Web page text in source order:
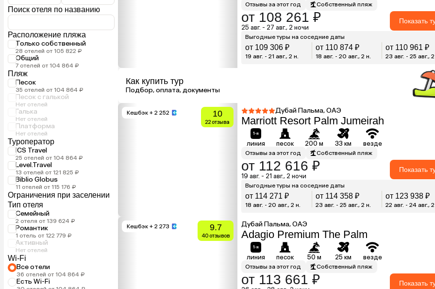
Поиск отеля по названию
Расположение пляжа
Только собственный
28 отелей от 105 822 ₽
Общий
7 отелей от 104 864 ₽
Пляж
Песок
35 отелей от 104 864 ₽
Песок с галькой
Нет отелей
Галька
Нет отелей
Платформа
Нет отелей
Туроператор
ICS Travel
25 отелей от 104 864 ₽
Level.Travel
13 отелей от 121 825 ₽
Biblio Globus
11 отелей от 115 176 ₽
Ограничения при заселении
Тип отеля
Семейный
2 отеля от 139 624 ₽
Романтик
1 отель от 122 779 ₽
Активный
Нет отелей
Wi-Fi
Все отели
36 отелей от 104 864 ₽
Есть Wi-Fi
Отзывы за этот год Собственный пляж
от 108 261 ₽
25 авг. - 27 авг., 2 ночи
Показать
Выгодные туры на соседние даты
от 109 306 ₽
19 авг. - 21 авг., 2 н.
от 110 874 ₽
18 авг. - 20 авг., 2 н.
от 110 961 ₽
23 авг. - 25 авг., 2
Как купить тур
Подбор, оплата, документы
Кешбэк + 2 252 10
22 отзыва
Дубай Пальма, ОАЭ
Marriott Resort Palm Jumeirah
линия песок 200 м 33 км везде
Отзывы за этот год Собственный пляж
от 112 616 ₽
19 авг. - 21 авг., 2 ночи
Показать
Выгодные туры на соседние даты
от 114 271 ₽
18 авг. - 20 авг., 2 н.
от 114 358 ₽
23 авг. - 25 авг., 2 н.
от 123 938 ₽
22 авг. - 24 авг., 2
Кешбэк + 2 273 9.7
40 отзывов
Дубай Пальма, ОАЭ
Adagio Premium The Palm
линия песок 50 м 25 км везде
Отзывы за этот год Собственный пляж
от 113 661 ₽ Показать